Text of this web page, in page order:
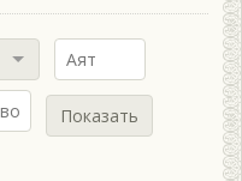
Показать